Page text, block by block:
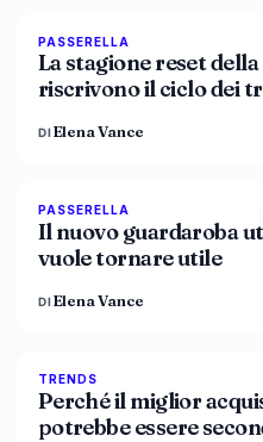
PASSERELLA
La stagione reset
riscrivono il ciclo dei
DIElena Vance
PASSERELLA
Il nuovo guardaroba
vuole tornare utile
DIElena Vance
TRENDS
Perché il miglior
potrebbe essere